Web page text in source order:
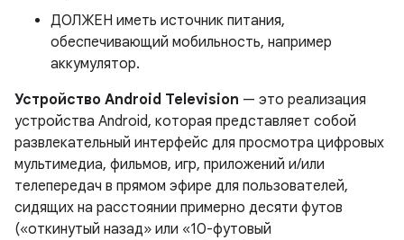
ДОЛЖЕН иметь источник питания,
обеспечивающий мобильность, например
аккумулятор.
Устройство Android Television — это реализация
устройства Android, которая представляет собой
развлекательный интерфейс для просмотра цифровых
мультимедиа, фильмов, игр, приложений и/или
телепередач в прямом эфире для пользователей,
сидящих на расстоянии примерно десяти футов
(«откинутый назад» или «10-футовый